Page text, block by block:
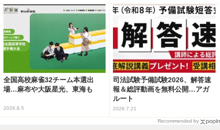
全国高校麻雀32チーム本選出
場…麻布や大阪星光、東海も
2026.8.5
司法試験予備試験2026、解答速
報＆総評動画を無料公開…アガ
ルート
2026.7.21
Recommended by